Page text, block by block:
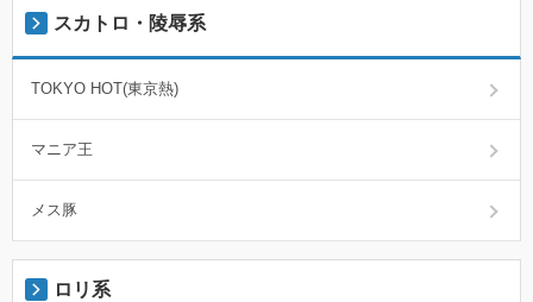
スカトロ・陵辱系
TOKYO HOT(東京熱)
マニア王
メス豚
ロリ系